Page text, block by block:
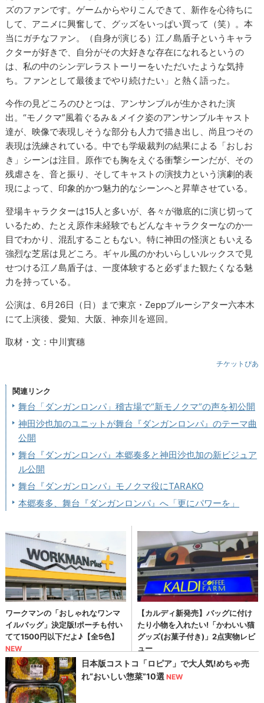
ズのファンです。ゲームからやりこんできて、新作を心待ちに
して、アニメに興奮して、グッズをいっぱい買って（笑）。本
当にガチなファン。（自身が演じる）江ノ島盾子というキャラ
クターが好きで、自分がその大好きな存在になれるというの
は、私の中のシンデレラストーリーをいただいたような気持
ち。ファンとして最後までやり続けたい」と熱く語った。
今作の見どころのひとつは、アンサンブルが生かされた演
出。“モノクマ”風着ぐるみ＆メイク姿のアンサンブルキャスト
達が、映像で表現しそうな部分も人力で描き出し、尚且つその
表現は洗練されている。中でも学級裁判の結果による「おしお
き」シーンは注目。原作でも胸をえぐる衝撃シーンだが、その
残虐さを、音と振り、そしてキャストの演技力という演劇的表
現によって、印象的かつ魅力的なシーンへと昇華させている。
登場キャラクターは15人と多いが、各々が徹底的に演じ切って
いるため、たとえ原作未経験でもどんなキャラクターなのか一
目でわかり、混乱することもない。特に神田の怪演ともいえる
強烈な芝居は見どころ。ギャル風のかわいらしいルックスで見
せつける江ノ島盾子は、一度体験すると必ずまた観たくなる魅
力を持っている。
公演は、6月26日（日）まで東京・Zeppブルーシアター六本木
にて上演後、愛知、大阪、神奈川を巡回。
取材・文：中川實穗
チケットぴあ
関連リンク
舞台「ダンガンロンパ」稽古場で“新モノクマ”の声を初公開
神田沙也加のユニットが舞台『ダンガンロンパ』のテーマ曲
公開
舞台『ダンガンロンパ』本郷奏多と神田沙也加の新ビジュア
ル公開
舞台『ダンガンロンパ』モノクマ役にTARAKO
本郷奏多、舞台『ダンガンロンパ』へ「更にパワーを」